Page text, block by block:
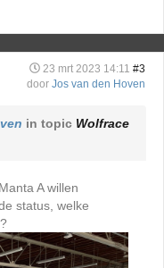
23 mrt 2023 14:11 #3
door Jos van den Hoven
in topic Wolfrace
A willen
status, welke